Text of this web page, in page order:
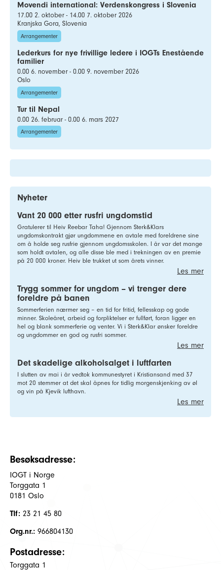
Movendi international: Verdenskongress i Slovenia
17.00 2. oktober - 14.00 7. oktober 2026
Kranjska Gora, Slovenia
Arrangementer
Lederkurs for nye frivillige ledere i IOGTs Enestående
familier
0.00 6. november - 0.00 9. november 2026
Oslo
Arrangementer
Tur til Nepal
0.00 26. februar - 0.00 6. mars 2027
Arrangementer
Nyheter
Vant 20 000 etter rusfri ungdomstid
Gratulerer til Heiv Reebar Taha! Gjennom Sterk&Klars
ungdomskontrakt gjør ungdommene en avtale med foreldrene sine
om å holde seg rusfrie gjennom ungdomsskolen. I år var det mange
som holdt avtalen, og alle disse ble med i trekningen av en premie
på 20 000 kroner. Heiv ble trukket ut som årets vinner.
Les mer
Trygg sommer for ungdom – vi trenger dere
foreldre på banen
Sommerferien nærmer seg – en tid for fritid, fellesskap og gode
minner. Skoleåret, arbeid og forpliktelser er fullført, foran ligger en
hel og blank sommerferie og venter. Vi i Sterk&Klar ønsker foreldre
og ungdommer en god og rusfri sommer.
Les mer
Det skadelige alkoholsalget i luftfarten
I slutten av mai i år vedtok kommunestyret i Kristiansand med 37
mot 20 stemmer at det skal åpnes for tidlig morgenskjenking av øl
og vin på Kjevik lufthavn.
Les mer
Besøksadresse:
IOGT i Norge
Torggata 1
0181 Oslo
Tlf: 23 21 45 80
Org.nr.: 966804130
Postadresse:
Torggata 1